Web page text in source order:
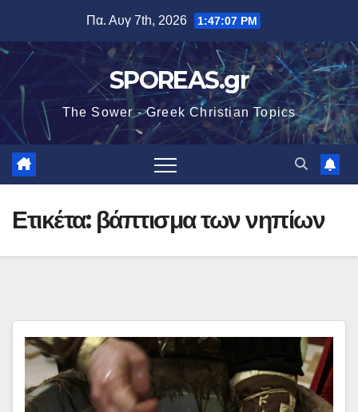
περιεχόμενο
Πα. Αυγ 7th, 2026 1:47:07 PM
SPOREAS.gr
The Sower - Greek Christian Topics
Ετικέτα: βάπτισμα των νηπίων